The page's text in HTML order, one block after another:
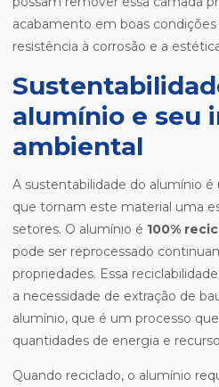
acabamento em boas condições
resistência à corrosão e a
alumínio e seu
ambiental
A sustentabilidade do alumínio
que tornam este material uma
setores. O alumínio é 100%
pode ser reprocessado
propriedades. Essa
a necessidade de extração de
alumínio, que é um processo
quantidades de energia e
Quando reciclado, o alumínio